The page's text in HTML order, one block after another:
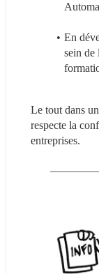
En
sein de
Le tout dans
respecte la
entreprises.